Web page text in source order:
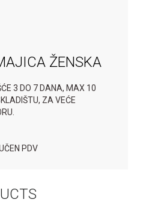
ŽENSKA
3 DO 7 DANA, MAX 10
ZA VEĆE
PDV